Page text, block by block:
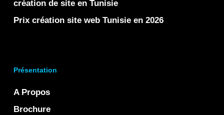
création de site en Tunisie
Prix création site web Tunisie en 2026
Présentation
A Propos
Brochure